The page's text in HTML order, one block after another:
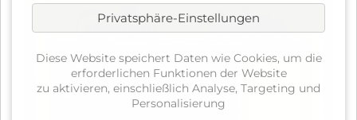
Privatsphäre-Einstellungen
Diese Website speichert Daten wie Cookies, um die
erforderlichen Funktionen der Website
zu aktivieren, einschließlich Analyse, Targeting und
Personalisierung